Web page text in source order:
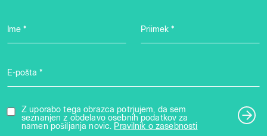
Ime * Priimek *
E-pošta *
Z uporabo tega obrazca potrjujem, da sem
seznanjen z obdelavo osebnih podatkov za
namen pošiljanja novic. Pravilnik o zasebnosti